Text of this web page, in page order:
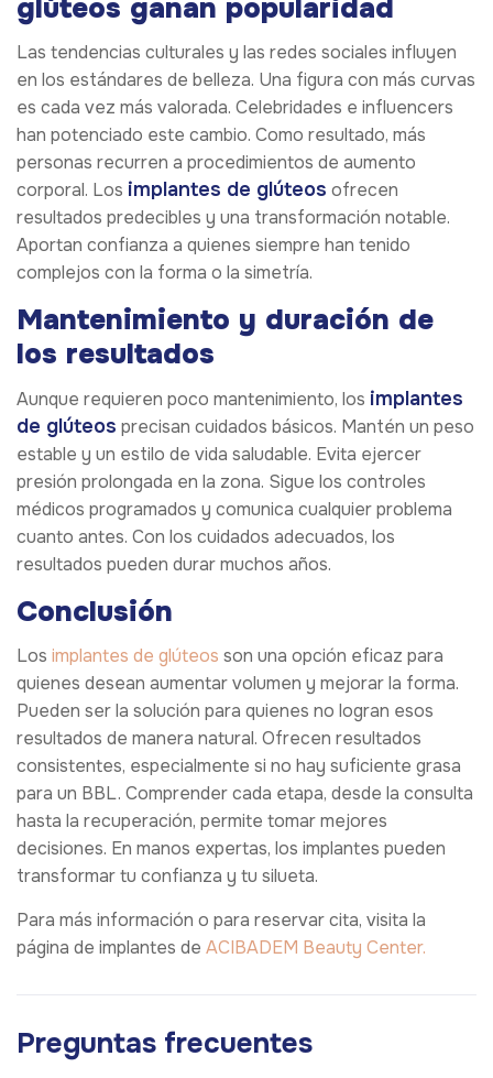
glúteos ganan popularidad
Las tendencias culturales y las redes sociales influyen
en los estándares de belleza. Una figura con más curvas
es cada vez más valorada. Celebridades e influencers
han potenciado este cambio. Como resultado, más
personas recurren a procedimientos de aumento
corporal. Los implantes de glúteos ofrecen
resultados predecibles y una transformación notable.
Aportan confianza a quienes siempre han tenido
complejos con la forma o la simetría.
Mantenimiento y duración de
los resultados
Aunque requieren poco mantenimiento, los implantes
de glúteos precisan cuidados básicos. Mantén un peso
estable y un estilo de vida saludable. Evita ejercer
presión prolongada en la zona. Sigue los controles
médicos programados y comunica cualquier problema
cuanto antes. Con los cuidados adecuados, los
resultados pueden durar muchos años.
Conclusión
Los implantes de glúteos son una opción eficaz para
quienes desean aumentar volumen y mejorar la forma.
Pueden ser la solución para quienes no logran esos
resultados de manera natural. Ofrecen resultados
consistentes, especialmente si no hay suficiente grasa
para un BBL. Comprender cada etapa, desde la consulta
hasta la recuperación, permite tomar mejores
decisiones. En manos expertas, los implantes pueden
transformar tu confianza y tu silueta.
Para más información o para reservar cita, visita la
página de implantes de ACIBADEM Beauty Center.
Preguntas frecuentes